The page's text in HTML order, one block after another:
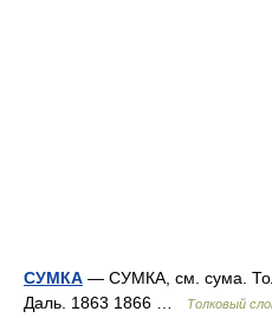
СУМКА — СУМКА, см. сума.
Даль. 1863 1866 …
Толковый